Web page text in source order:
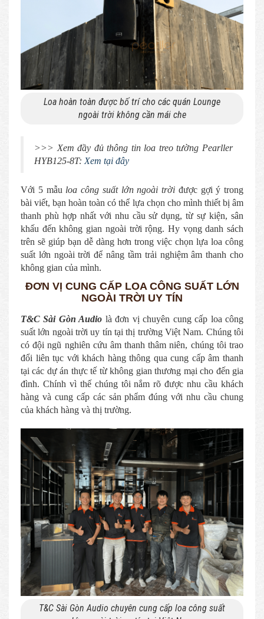
Loa hoàn toàn được bố trí cho các quán Lounge
ngoài trời không cần mái che
>>> Xem đầy đủ thông tin loa treo tường Pearller
HYB125-8T: Xem tại đây
Với 5 mẫu loa công suất lớn ngoài trời được gợi ý trong
bài viết, bạn hoàn toàn có thể lựa chọn cho mình thiết bị âm
thanh phù hợp nhất với nhu cầu sử dụng, từ sự kiện, sân
khấu đến không gian ngoài trời rộng. Hy vọng danh sách
trên sẽ giúp bạn dễ dàng hơn trong việc chọn lựa loa công
suất lớn ngoài trời để nâng tầm trải nghiệm âm thanh cho
không gian của mình.
ĐƠN VỊ CUNG CẤP LOA CÔNG SUẤT LỚN
NGOÀI TRỜI UY TÍN
T&C Sài Gòn Audio là đơn vị chuyên cung cấp loa công
suất lớn ngoài trời uy tín tại thị trường Việt Nam. Chúng tôi
có đội ngũ nghiên cứu âm thanh thâm niên, chúng tôi trao
đổi liên tục với khách hàng thông qua cung cấp âm thanh
tại các dự án thực tế từ không gian thương mại cho đến gia
đình. Chính vì thế chúng tôi nắm rõ được nhu cầu khách
hàng và cung cấp các sản phẩm đúng với nhu cầu chung
của khách hàng và thị trường.
T&C Sài Gòn Audio chuyên cung cấp loa công suất